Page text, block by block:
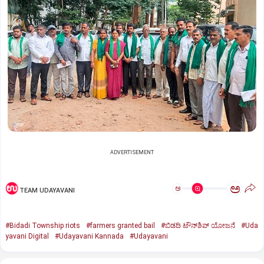
ADVERTISEMENT
TEAM UDAYAVANI ಅ ಅ
#Bidadi Township riots #farmers granted bail #ಬಿಡದಿ ಟೌನ್‌ಶಿಪ್‌ ಯೋಜನೆ
#Uda
yavani Digital
#Udayavani Kannada #Udayavani